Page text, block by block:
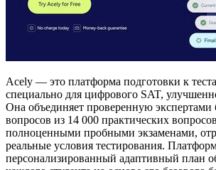
Acely — это платформа подготовки к
специально для цифрового SAT,
Она объединяет проверенную экспертами
вопросов из 14 000 практических
полноценными пробными экзаменами,
реальные условия тестирования.
персонализированный адаптивный план